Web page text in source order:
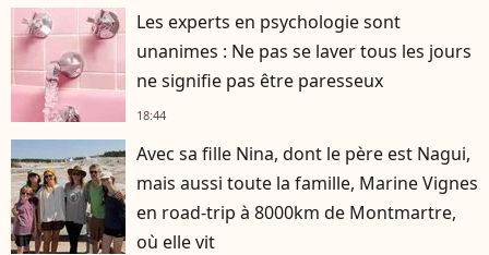
Les experts en psychologie sont
unanimes : Ne pas se laver tous les jours
ne signifie pas être paresseux
18:44
Avec sa fille Nina, dont le père est Nagui,
mais aussi toute la famille, Marine Vignes
en road-trip à 8000km de Montmartre,
où elle vit